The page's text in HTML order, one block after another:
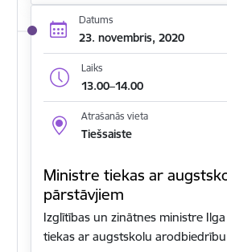
Datums
23. novembris, 2020
Laiks
13.00–14.00
Atrašanās vieta
Tiešsaiste
Ministre tiekas ar
pārstāvjiem
Izglītības un zinātnes ministre
tiekas ar augstskolu